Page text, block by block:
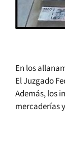
En los
El Juzgado
Además, los
mercaderías